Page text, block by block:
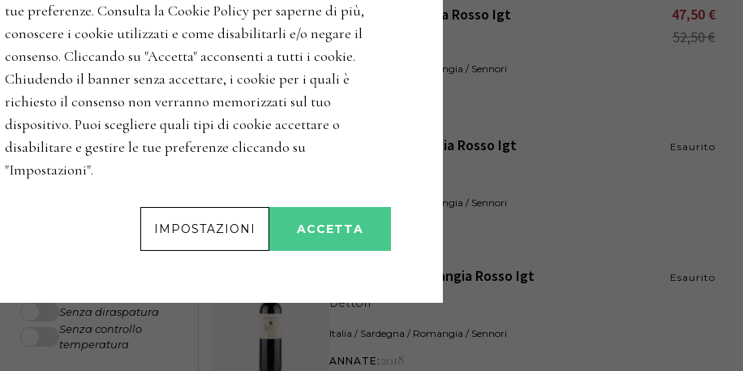
la percentuale per
Opzioni fermentazione
Senza diraspatura
Senza controllo
temperatura
'Dettori' Romangia Rosso Igt 47,50 €
Dettori
52,50€
Italia / Sardegna / Romangia / Sennori
'Tenores' Romangia Rosso Igt Esaurito
Italia / Sardegna / Romangia / Sennori
ANNATE
'Ottomarzo' Romangia Rosso Igt Esaurito
Dettori
Italia / Sardegna / Romangia / Sennori
ANNATE : 2018
tue preferenze. Consulta la Cookie Policy per saperne di più,
conoscere i cookie utilizzati e come disabilitarli e/o negare il
consenso. Cliccando su "Accetta" acconsenti a tutti i cookie.
Chiudendo il banner senza accettare, i cookie per i quali è
richiesto il consenso non verranno memorizzati sul tuo
dispositivo. Puoi scegliere quali tipi di cookie accettare o
disabilitare e gestire le tue preferenze cliccando su
"Impostazioni".
IMPOSTAZIONI ACCETTA